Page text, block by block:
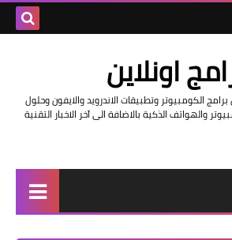
اونلاين
الكومبيوتر وتطبيقات الاندرويد والايفون وحلول
والهواتف الذكية بالاضافة الى آخر الاخبار التقنية